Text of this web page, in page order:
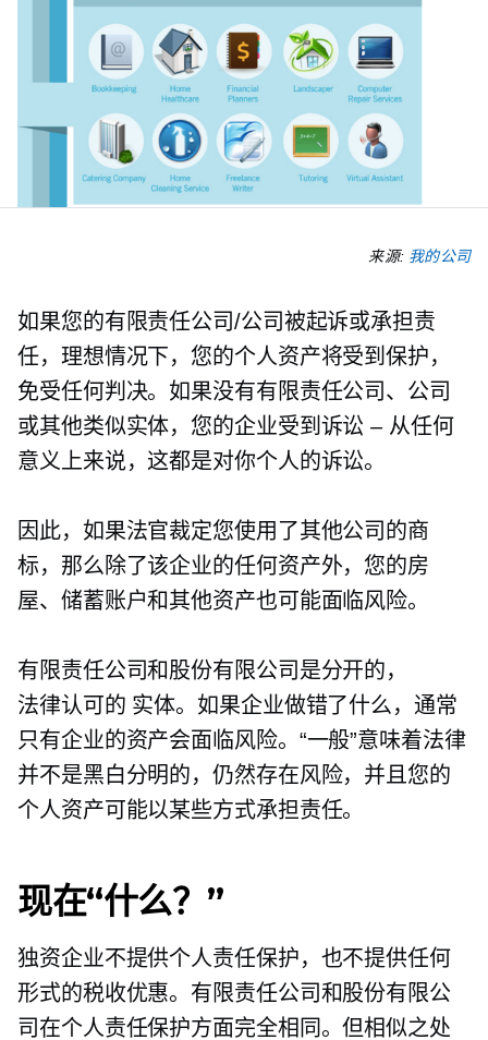
来源: 我的公司
如果您的有限责任公司/公司被起诉或承担责
任，理想情况下，您的个人资产将受到保护，
免受任何判决。如果没有有限责任公司、公司
或其他类似实体，您的企业受到诉讼–从任何
意义上来说，这都是对你个人的诉讼。
因此，如果法官裁定您使用了其他公司的商
标，那么除了该企业的任何资产外，您的房
屋、储蓄账户和其他资产也可能面临风险。
有限责任公司和股份有限公司是分开的，
法律认可的 实体。如果企业做错了什么，通常
只有企业的资产会面临风险。“一般”意味着法律
并不是黑白分明的，仍然存在风险，并且您的
个人资产可能以某些方式承担责任。
现在“什么？”
独资企业不提供个人责任保护，也不提供任何
形式的税收优惠。有限责任公司和股份有限公
司在个人责任保护方面完全相同。但相似之处